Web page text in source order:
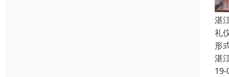
湛
礼
形
湛
19-